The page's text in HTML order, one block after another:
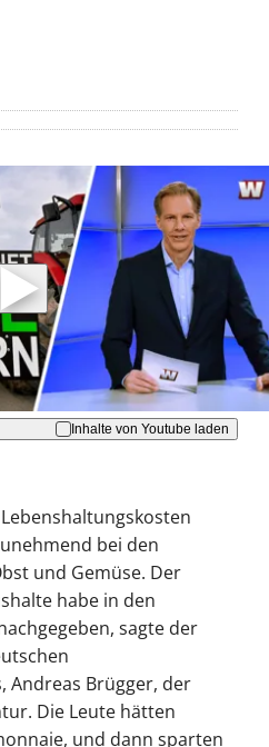
dieses Videos werden
übertragen.
in derDatenschutzerklärung
Inhalte von Youtube laden
bei den
und Gemüse. Der
habe in den
sagte der
Andreas Brügger, der
Die Leute hätten
und dann sparten